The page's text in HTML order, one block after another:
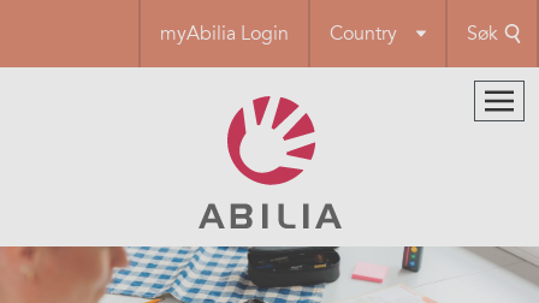
hovedinnhold
myAbilia Login Country Søk